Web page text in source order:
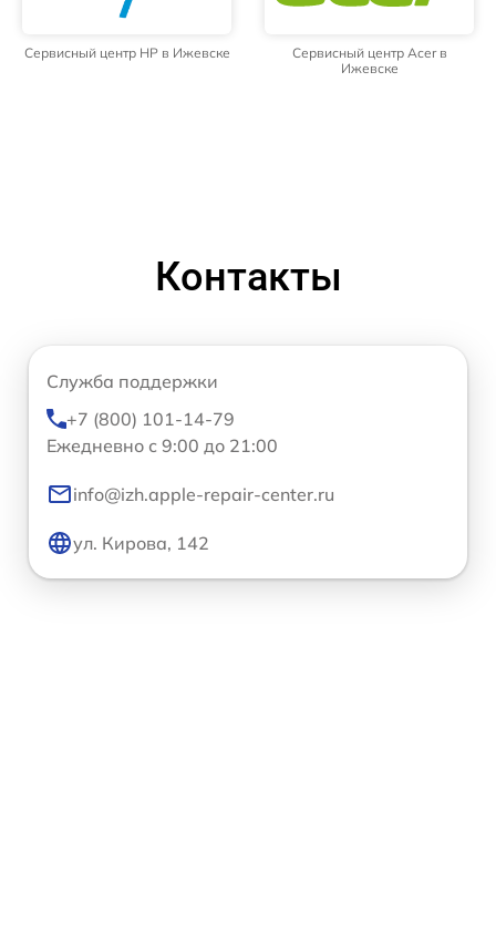
Сервисный центр HP в Ижевске
Сервисный центр Acer в
Ижевске
Контакты
Служба поддержки
+7 (800) 101-14-79
Ежедневно с 9:00 до 21:00
info@izh.apple-repair-center.ru
ул. Кирова, 142